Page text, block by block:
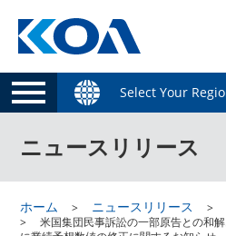
Select Your
ニュースリリース
ホーム ニュースリリース
米国集団民事訴訟の一部原告との和